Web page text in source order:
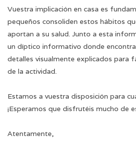
Vuestra implicación en casa es
pequeños consoliden estos hábitos
aportan a su salud. Junto a esta
un díptico informativo donde
detalles visualmente explicados para
de la actividad.
Estamos a vuestra disposición para
¡Esperamos que disfrutéis mucho de
Atentamente,